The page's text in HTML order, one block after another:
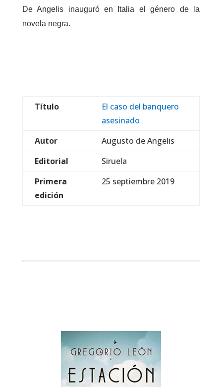
De Angelis inauguró en Italia el género de la
novela negra.
Título
El caso del banquero
asesinado
Autor
Augusto de Angelis
Editorial
Siruela
Primera
edición
25 septiembre 2019